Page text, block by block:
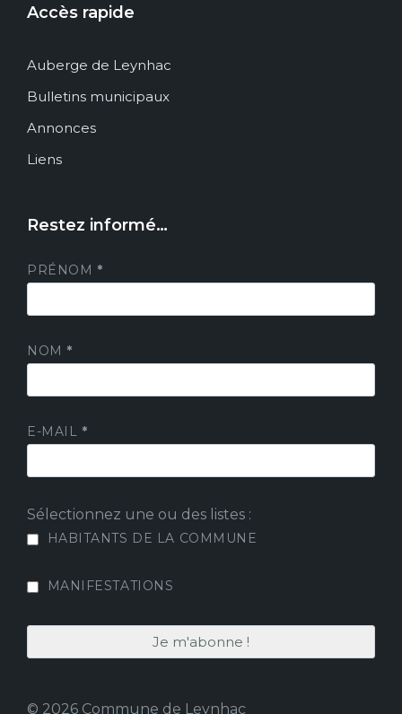
Accès rapide
Auberge de Leynhac
Bulletins municipaux
Annonces
Liens
Restez informé…
PRÉNOM *
NOM *
E-MAIL *
Sélectionnez une ou des listes :
HABITANTS DE LA COMMUNE
MANIFESTATIONS
© 2026 Commune de Leynhac